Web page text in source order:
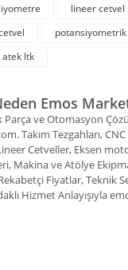
lineer
atek ltk
Emos
Parça ve Otomasyon
Takım Tezgahları,
Cetveller, Eksen
Makina ve Atölye
Fiyatlar, Teknik
Hizmet Anlayışıyla